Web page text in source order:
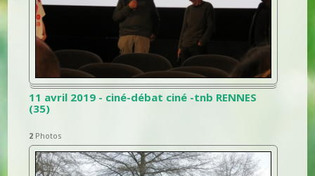
11 avril 2019 - ciné-débat ciné -tnb RENNES
(35)
2 Photos